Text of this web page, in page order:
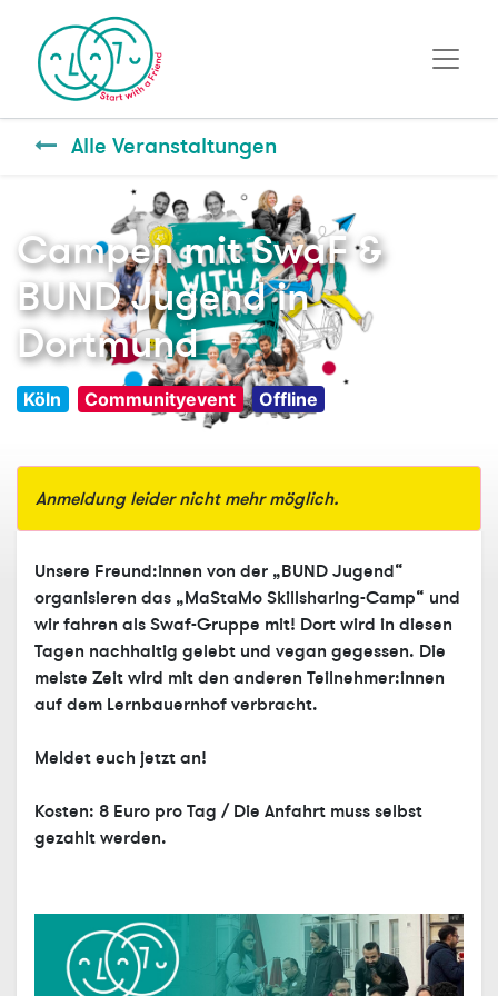
Alle Veranstaltungen
Campen mit SwaF &
BUND Jugend in
Dortmund
Köln Communityevent Offline
Anmeldung leider nicht mehr möglich.
Unsere Freund:innen von der „BUND Jugend“
organisieren das „MaStaMo Skillsharing-Camp“ und
wir fahren als Swaf-Gruppe mit! Dort wird in diesen
Tagen nachhaltig gelebt und vegan gegessen. Die
meiste Zeit wird mit den anderen Teilnehmer:innen
auf dem Lernbauernhof verbracht.
Meldet euch jetzt an!
Kosten: 8 Euro pro Tag / Die Anfahrt muss selbst
gezahlt werden.